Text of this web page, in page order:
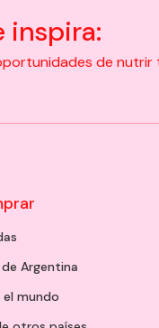
inspira:
de nutrir
Argentina
mundo